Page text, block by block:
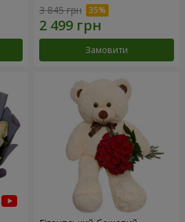
3 845 грн
Замовити